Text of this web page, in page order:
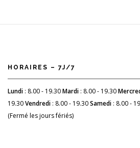
HORAIRES – 7J/7
Lundi : 8.00 - 19.30Mardi : 8.00 - 19.30
19.30Vendredi : 8.00 - 19.30Samedi : 8.00 -
(Fermé les jours fériés)